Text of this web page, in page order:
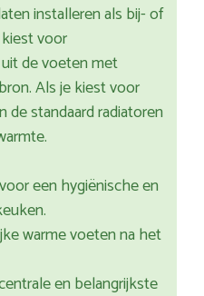
installeren als bij- of
voor
de voeten met
Als je kiest voor
de standaard radiatoren
een hygiënische en
warme voeten na het
en belangrijkste